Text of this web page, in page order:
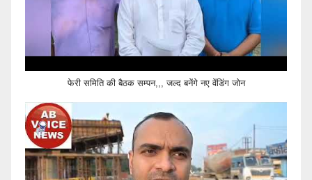
फेरी समिति की बैठक सम्पन,,, जल्द बनेंगे नए वेंडिंग जोन